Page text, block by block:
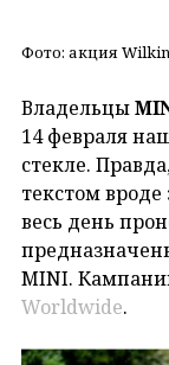
Фото: акция
Владельцы
14 февраля
стекле.
текстом вроде
весь день
MINI.
Worldwide.